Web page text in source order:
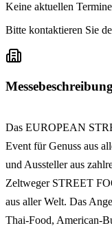
Keine aktuellen
Bitte kontaktieren Sie
Das EUROPEAN
Event für Genuss aus
und Aussteller aus
Zeltweger STREET
aus aller Welt. Das
Thai-Food, American-